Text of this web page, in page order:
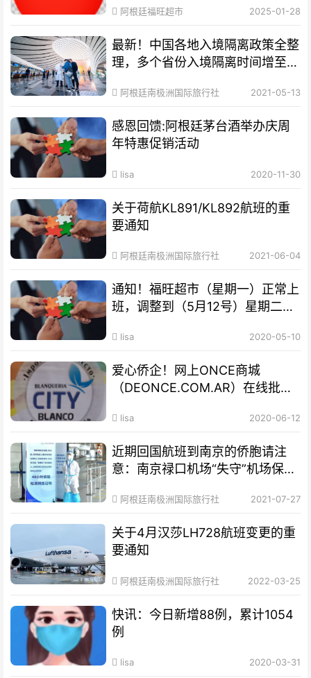
阿根廷福旺超市 2025-01-28
最新！中国各地入境隔离政策全整
理，多个省份入境隔离时间增至
阿根廷南极洲国际旅行社 2021-05-13
感恩回馈:阿根廷茅台酒举办庆周
年特惠促销活动
lisa 2020-11-30
关于荷航KL891/KL892航班的重
要通知
阿根廷南极洲国际旅行社 2021-06-04
通知！福旺超市（星期一）正常上
班，调整到（5月12号）星期二公
lisa 2020-05-10
爱心侨企！网上ONCE商城
（DEONCE.COM.AR）在线批发
lisa 2020-06-12
近期回国航班到南京的侨胞请注
意：南京禄口机场“失守”机场保洁
混合运营
阿根廷南极洲国际旅行社 2021-07-27
关于4月汉莎LH728航班变更的重
要通知
阿根廷南极洲国际旅行社 2022-03-25
快讯：今日新增88例，累计1054
例
lisa 2020-03-31